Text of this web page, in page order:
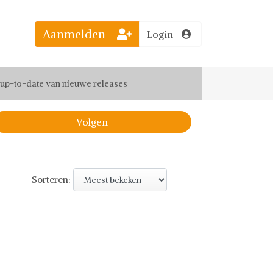
jouw favoriete looks
to-date van nieuwe releases
de leukste items met vrienden
Aanmelden Login
Volgen
Sorteren: